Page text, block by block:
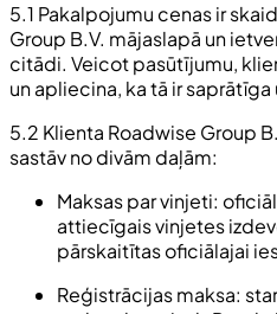
5.1 Pakalpojumu cenas ir
Group B.V. mājaslapā un
citādi. Veicot pasūtījumu,
un apliecina, ka tā ir saprātīga
5.2 Klienta Roadwise Group
sastāv no divām daļām:
Maksas par vinjeti:
attiecīgais vinjetes
pārskaitītas oficiālajai
Reģistrācijas maksa: